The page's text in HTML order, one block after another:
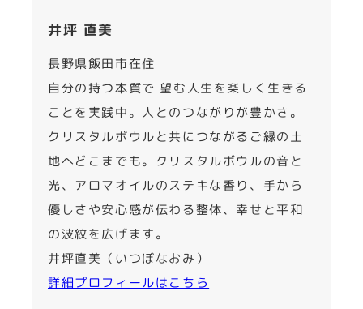
井坪 直美
長野県飯田市在住
自分の持つ本質で 望む人生を楽しく生きる
ことを実践中。人とのつながりが豊かさ。
クリスタルボウルと共につながるご縁の土
地へどこまでも。クリスタルボウルの音と
光、アロマオイルのステキな香り、手から
優しさや安心感が伝わる整体、幸せと平和
の波紋を広げます。
井坪直美（いつぼなおみ）
詳細プロフィールはこちら